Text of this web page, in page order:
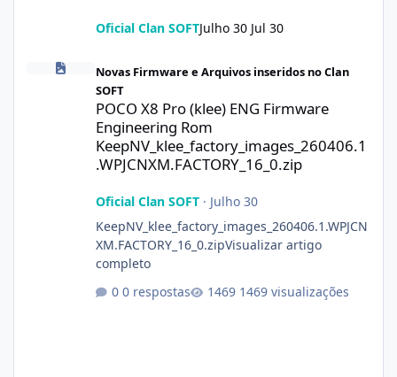
Oficial Clan SOFTJulho 30 Jul 30
POCO X8 Pro (klee) ENG Firmware Engineering Rom
Novas Firmware e Arquivos inseridos no Clan
SOFT
POCO X8 Pro (klee) ENG Firmware
Engineering Rom
KeepNV_klee_factory_images_260406.1
.WPJCNXM.FACTORY_16_0.zip
Oficial Clan SOFT· Julho 30
KeepNV_klee_factory_images_260406.1.WPJCN
XM.FACTORY_16_0.zipVisualizar artigo
completo
0 respostas
1469 visualizações